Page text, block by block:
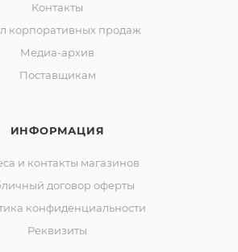
Контакты
корпоративных продаж
Медиа-архив
Поставщикам
ИНФОРМАЦИЯ
и контакты магазинов
договор оферты
конфиденциальности
Реквизиты